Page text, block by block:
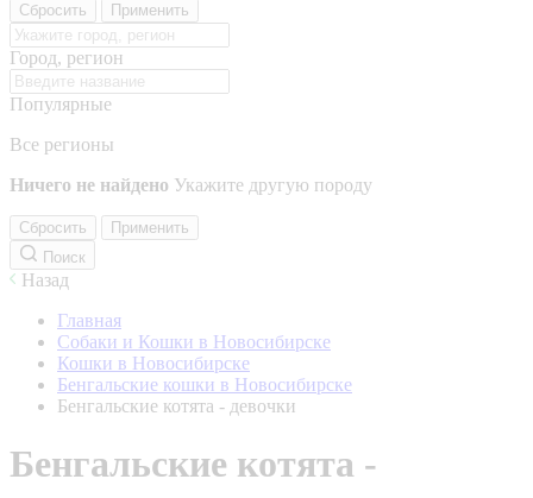
Сбросить Применить
Город, регион
Популярные
Все регионы
Ничего не найдено Укажите другую породу
Сбросить
Применить
Поиск
Назад
Главная
Собаки и Кошки в Новосибирске
Кошки в Новосибирске
Бенгальские кошки в Новосибирске
Бенгальские котята - девочки
Бенгальские котята -